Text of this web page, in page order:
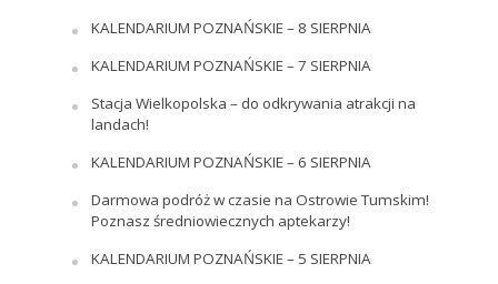
KALENDARIUM POZNAŃSKIE – 8 SIERPNIA
KALENDARIUM POZNAŃSKIE – 7 SIERPNIA
Stacja Wielkopolska – do odkrywania atrakcji na
landach!
KALENDARIUM POZNAŃSKIE – 6 SIERPNIA
Darmowa podróż w czasie na Ostrowie Tumskim!
Poznasz średniowiecznych aptekarzy!
KALENDARIUM POZNAŃSKIE – 5 SIERPNIA